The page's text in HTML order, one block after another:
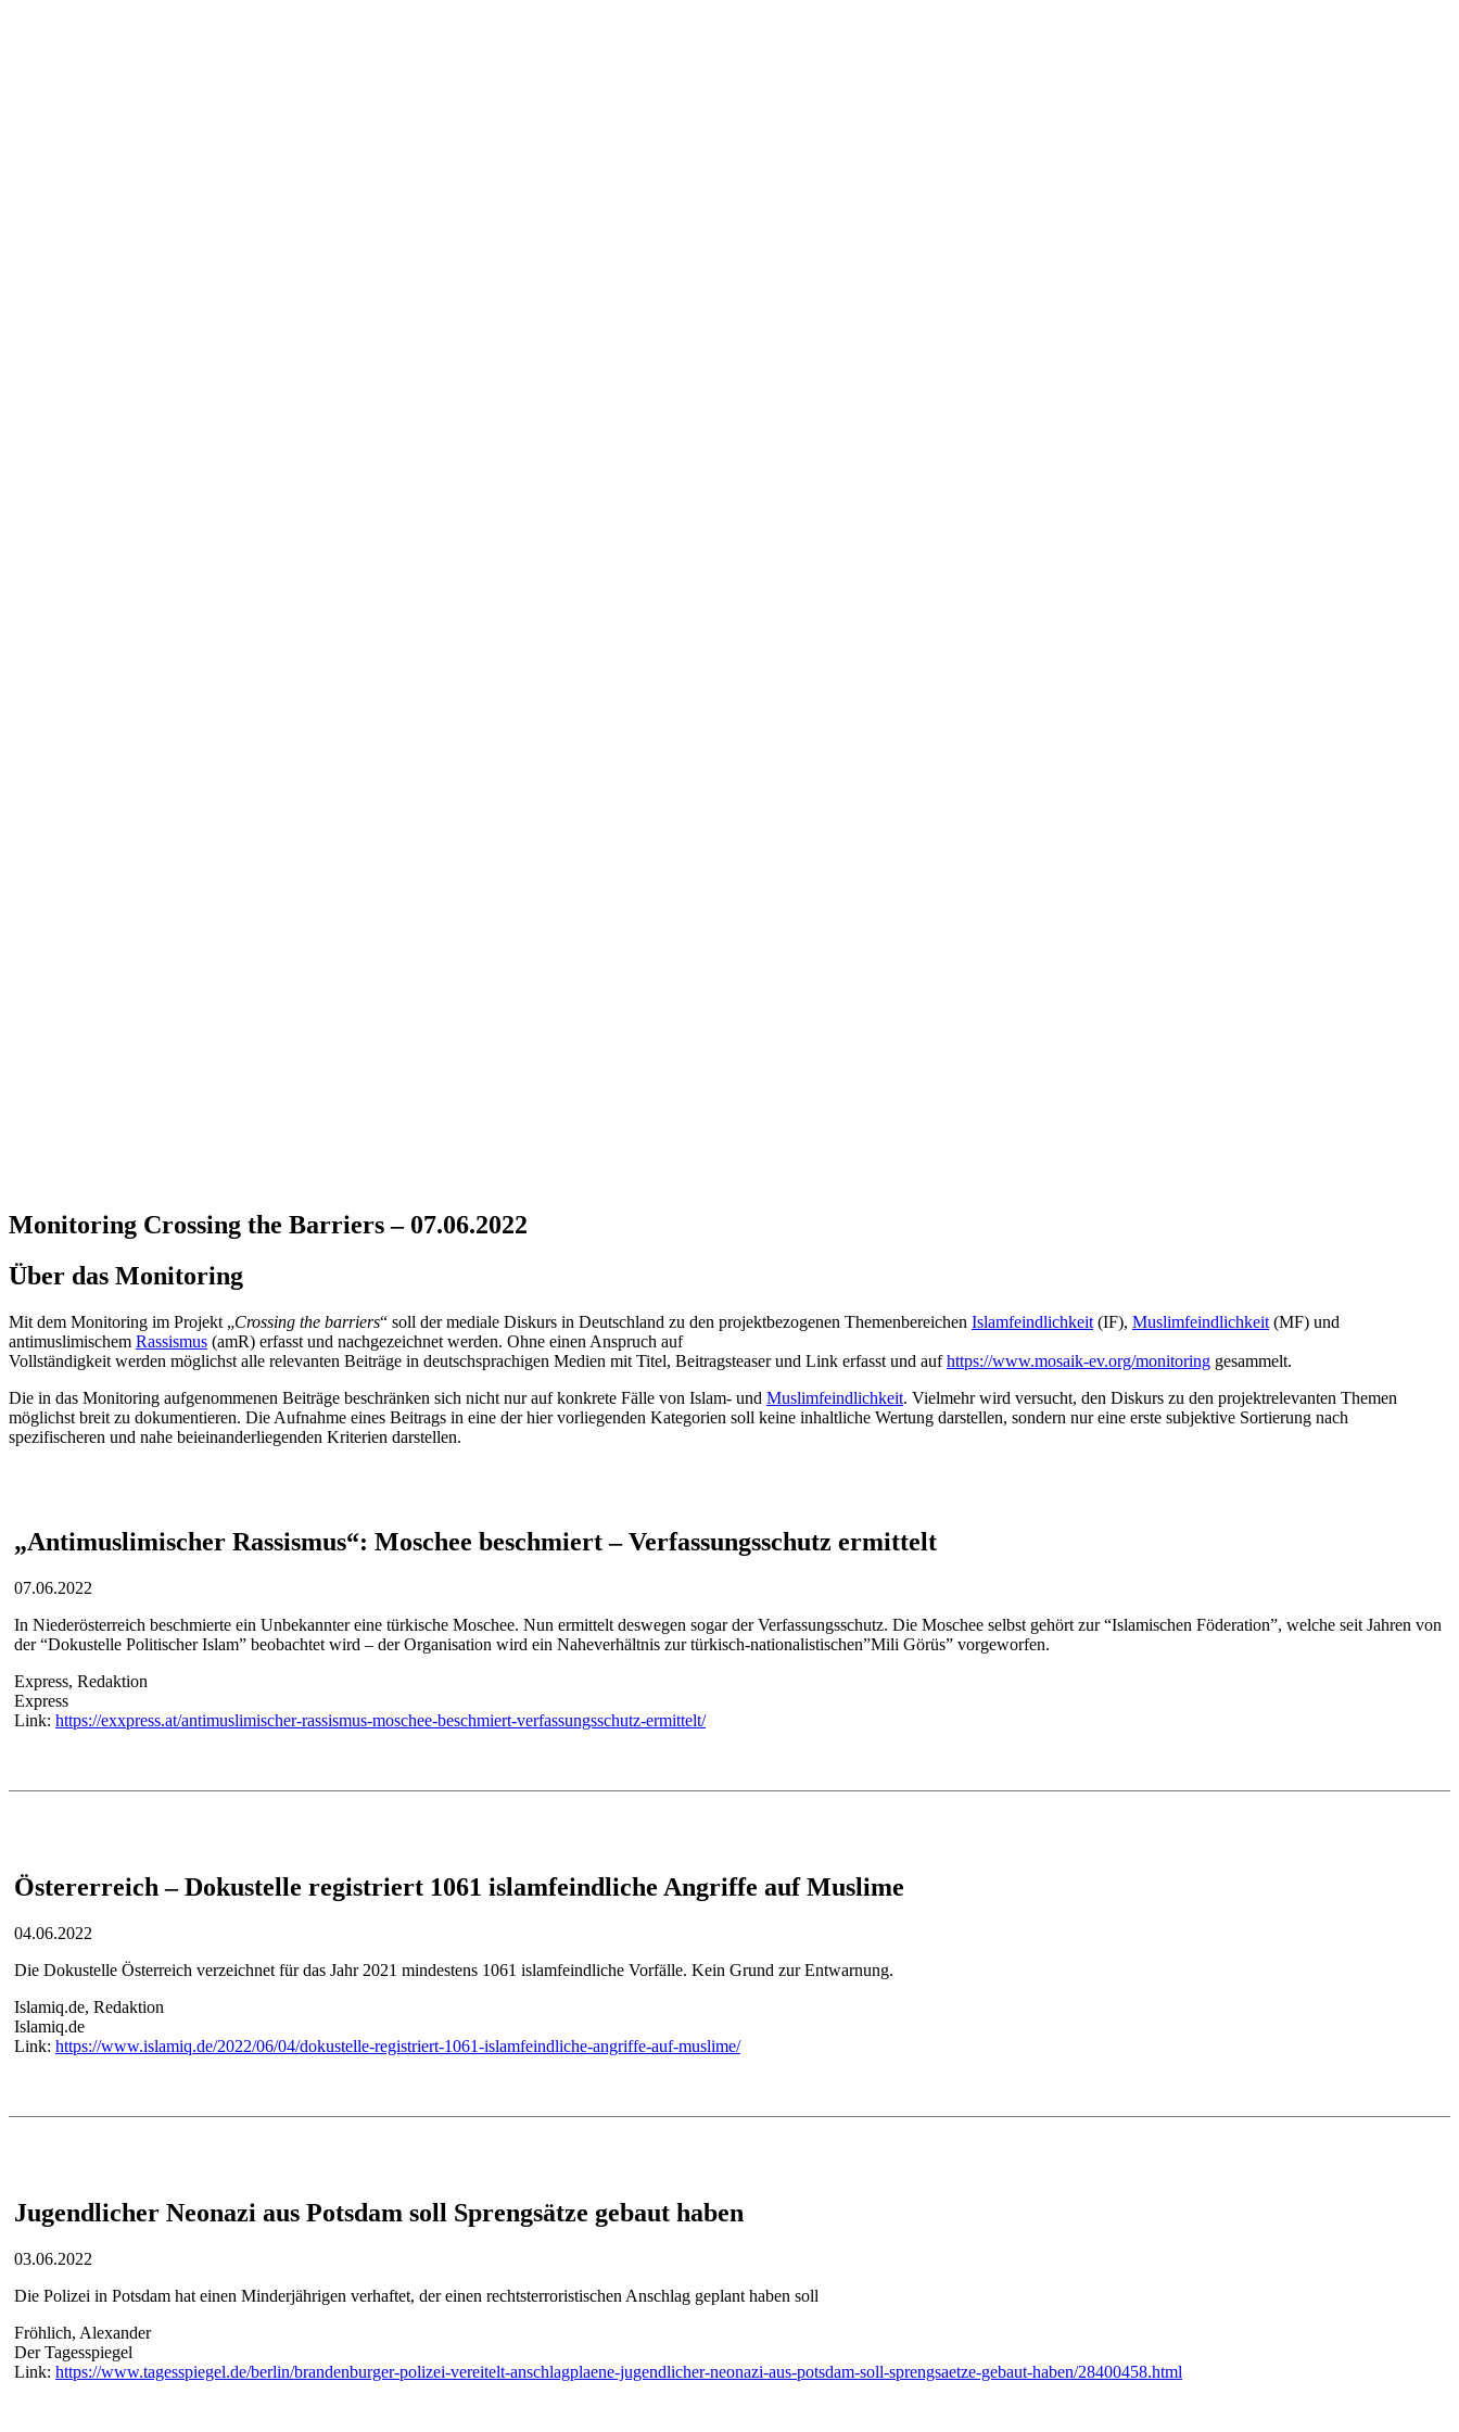
Monitoring Crossing the Barriers – 07.06.2022
Über das Monitoring
Mit dem Monitoring im Projekt „Crossing the barriers“ soll der mediale Diskurs in Deutschland zu den projektbezogenen Themenbereichen Islamfeindlichkeit (IF), Muslimfeindlichkeit (MF) und
antimuslimischem Rassismus (amR) erfasst und nachgezeichnet werden. Ohne einen Anspruch auf
Vollständigkeit werden möglichst alle relevanten Beiträge in deutschsprachigen Medien mit Titel, Beitragsteaser und Link erfasst und aufhttps://www.mosaik-ev.org/monitoring gesammelt.
Die in das Monitoring aufgenommenen Beiträge beschränken sich nicht nur auf konkrete Fälle von Islam- und Muslimfeindlichkeit. Vielmehr wird versucht, den Diskurs zu den projektrelevanten Themen
möglichst breit zu dokumentieren. Die Aufnahme eines Beitrags in eine der hier vorliegenden Kategorien soll keine inhaltliche Wertung darstellen, sondern nur eine erste subjektive Sortierung nach
spezifischeren und nahe beieinanderliegenden Kriterien darstellen.
„Antimuslimischer Rassismus“: Moschee beschmiert – Verfassungsschutz ermittelt
07.06.2022
In Niederösterreich beschmierte ein Unbekannter eine türkische Moschee. Nun ermittelt deswegen sogar der Verfassungsschutz. Die Moschee selbst gehört zur “Islamischen Föderation”, welche seit Jahren von
der “Dokustelle Politischer Islam” beobachtet wird – der Organisation wird ein Naheverhältnis zur türkisch-nationalistischen”Mili Görüs” vorgeworfen.
Express, Redaktion
Express
Link: https://exxpress.at/antimuslimischer-rassismus-moschee-beschmiert-verfassungsschutz-ermittelt/
Östererreich – Dokustelle registriert 1061 islamfeindliche Angriffe auf Muslime
04.06.2022
Die Dokustelle Österreich verzeichnet für das Jahr 2021 mindestens 1061 islamfeindliche Vorfälle. Kein Grund zur Entwarnung.
Islamiq.de, Redaktion
Islamiq.de
Link: https://www.islamiq.de/2022/06/04/dokustelle-registriert-1061-islamfeindliche-angriffe-auf-muslime/
Jugendlicher Neonazi aus Potsdam soll Sprengsätze gebaut haben
03.06.2022
Die Polizei in Potsdam hat einen Minderjährigen verhaftet, der einen rechtsterroristischen Anschlag geplant haben soll
Fröhlich, Alexander
Der Tagesspiegel
Link: https://www.tagesspiegel.de/berlin/brandenburger-polizei-vereitelt-anschlagplaene-jugendlicher-neonazi-aus-potsdam-soll-sprengsaetze-gebaut-haben/28400458.html